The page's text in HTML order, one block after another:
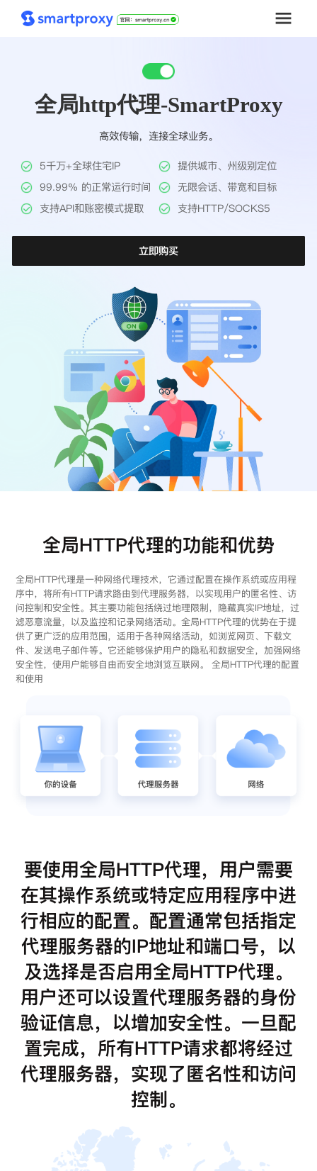
套餐购买
工具
帮助中心
全局http代理-SmartProxy
高效传输，连接全球业务。
5千万+全球住宅IP
提供城市、州级别定位
99.99% 的正常运行时间
无限会话、带宽和目标
支持API和账密模式提取
支持HTTP/SOCKS5
立即购买
全局HTTP代理的功能和优势
全局HTTP代理是一种网络代理技术，它通过配置在操作系统或应用程
序中，将所有HTTP请求路由到代理服务器，以实现用户的匿名性、访
问控制和安全性。其主要功能包括绕过地理限制，隐藏真实IP地址，过
滤恶意流量，以及监控和记录网络活动。全局HTTP代理的优势在于提
供了更广泛的应用范围，适用于各种网络活动，如浏览网页、下载文
件、发送电子邮件等。它还能够保护用户的隐私和数据安全，加强网络
安全性，使用户能够自由而安全地浏览互联网。 全局HTTP代理的配置
和使用
要使用全局HTTP代理，用户需要
在其操作系统或特定应用程序中进
行相应的配置。配置通常包括指定
代理服务器的IP地址和端口号，以
及选择是否启用全局HTTP代理。
用户还可以设置代理服务器的身份
验证信息，以增加安全性。一旦配
置完成，所有HTTP请求都将经过
代理服务器，实现了匿名性和访问
控制。